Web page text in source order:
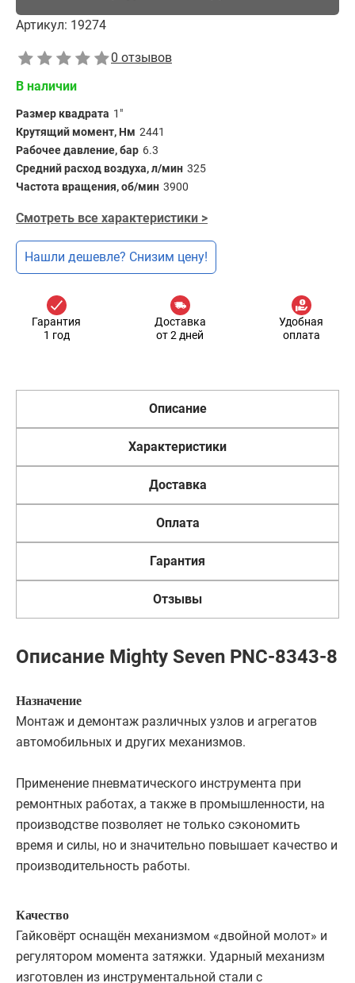
Артикул: 19274
0 отзывов
В наличии
Размер квадрата 1"
Крутящий момент, Нм 2441
Рабочее давление, бар 6.3
Средний расход воздуха, л/мин 325
Частота вращения, об/мин 3900
Смотреть все характеристики >
Нашли дешевле? Снизим цену!
Гарантия
1 год
Доставка
от 2 дней
Удобная
оплата
Описание
Характеристики
Доставка
Оплата
Гарантия
Отзывы
Описание Mighty Seven PNC-8343-8
Назначение
Монтаж и демонтаж различных узлов и агрегатов
автомобильных и других механизмов.
Применение пневматического инструмента при
ремонтных работах, а также в промышленности, на
производстве позволяет не только сэкономить
время и силы, но и значительно повышает качество и
производительность работы.
Качество
Гайковёрт оснащён механизмом «двойной молот» и
регулятором момента затяжки. Ударный механизм
изготовлен из инструментальной стали с